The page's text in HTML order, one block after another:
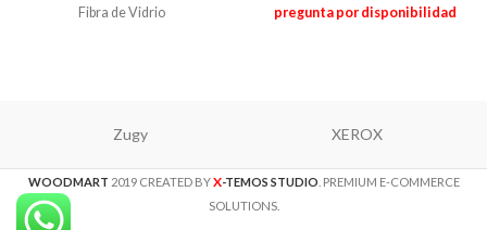
Fibra de Vidrio
pregunta por disponibilidad
Zugy XEROX
WOODMART 2019 CREATED BYX-TEMOS STUDIO . PREMIUM E-COMMERCE
SOLUTIONS.